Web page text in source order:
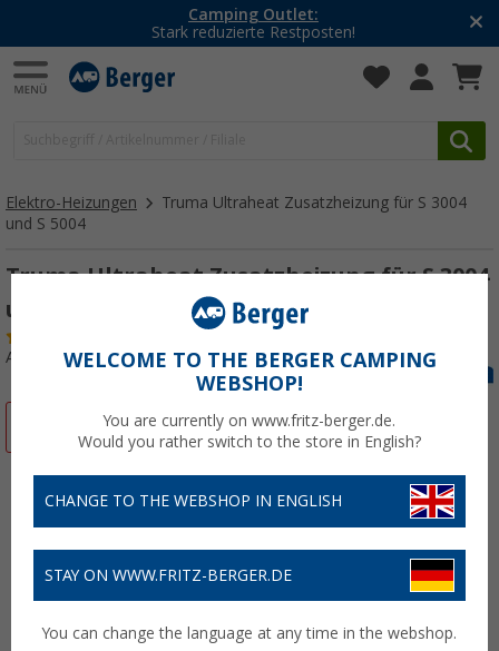
Camping Outlet:
Stark reduzierte Restposten!
Elektro-Heizungen
Truma Ultraheat Zusatzheizung für S 3004
und S 5004
Truma Ultraheat Zusatzheizung für S 3004
und S 5004
Art.-Nr.: 430980WELCOME TO THE BERGER CAMPING
WEBSHOP!
You are currently on www.fritz-berger.de.
Would you rather switch to the store in English?
CHANGE TO THE WEBSHOP IN ENGLISH
STAY ON WWW.FRITZ-BERGER.DE
You can change the language at any time in the webshop.